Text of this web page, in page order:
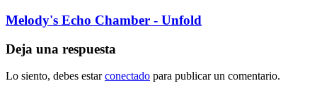
Melody's Echo Chamber - Unfold
Deja una respuesta
Lo siento, debes estarconectado para publicar un comentario.